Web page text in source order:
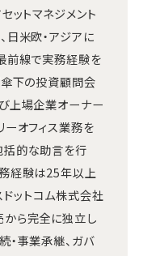
ットマネジメント
米欧・アジアに
前線で実務経験を
下の投資顧問会
上場企業オーナー
ーオフィス業務を
括的な助言を行
経験は25年以上
ドットコム株式会社
ら完全に独立し
・事業承継、ガバ